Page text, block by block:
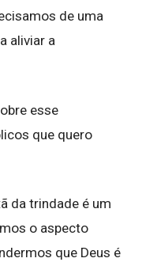
de uma
aliviar a
esse
que quero
da trindade é um
o aspecto
que Deus é